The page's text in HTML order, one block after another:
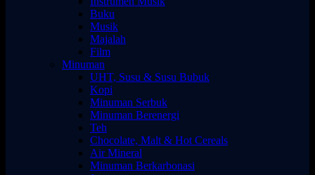
Buku
Musik
Majalah
Film
Minuman
UHT, Susu & Susu Bubuk
Kopi
Minuman Serbuk
Minuman Berenergi
Teh
Chocolate, Malt & Hot Cereals
Air Mineral
Minuman Berkarbonasi